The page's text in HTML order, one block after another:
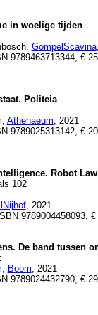
in woelige tijden
GompelScavina
9789463713344, €
Politeia
Athenaeum, 2021
9789025313142, €
Robot
102
, 2021
9789004458093,
De band tussen
Boom, 2021
9789024432790, €